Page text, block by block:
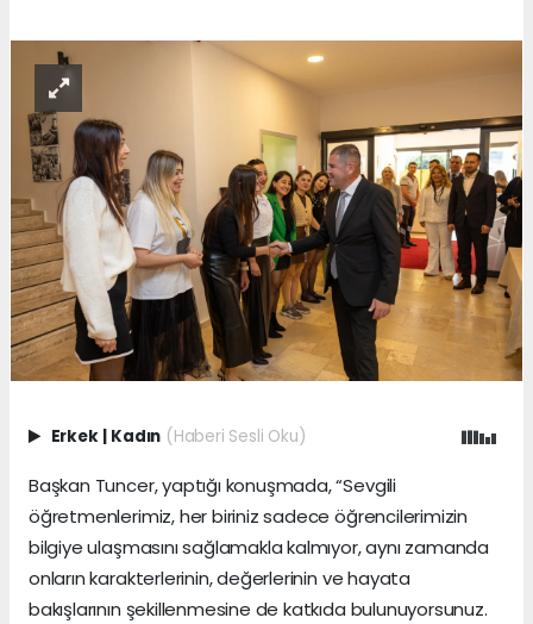
Erkek Kadın (Haberi Sesli Oku)
Başkan Tuncer, yaptığı konuşmada, “Sevgili
öğretmenlerimiz, her biriniz sadece öğrencilerimizin
bilgiye ulaşmasını sağlamakla kalmıyor, aynı zamanda
onların karakterlerinin, değerlerinin ve hayata
bakışlarının şekillenmesine de katkıda bulunuyorsunuz.